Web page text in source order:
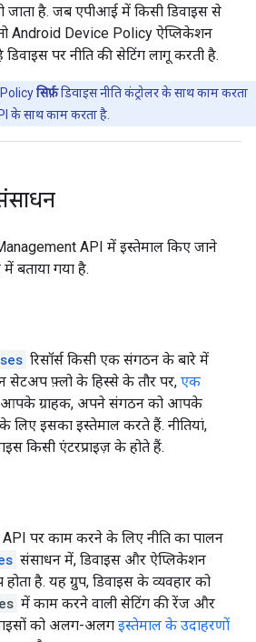
जाता है. जब एपीआई में किसी डिवाइस से
तो Android Device Policy ऐप्लिकेशन
पर नीति की सेटिंग लागू करती है.
सिर्फ़डिवाइस नीति कंट्रोलर के साथ काम करता
के साथ काम करता है.
API में इस्तेमाल किए जाने
बताया गया है.
रिसॉर्स किसी एक संगठन के बारे में
सेटअप फ़्लो के हिस्से के तौर पर, एक
आपके ग्राहक, अपने संगठन को आपके
इसका इस्तेमाल करते हैं. नीतियां,
किसी एंटरप्राइज़ के होते हैं.
पर काम करने के लिए नीति का पालन
संसाधन में, डिवाइस और ऐप्लिकेशन
है. यह ग्रुप, डिवाइस के व्यवहार को
में काम करने वाली सेटिंग की रेंज और
को अलग-अलग इस्तेमाल के उदाहरणों